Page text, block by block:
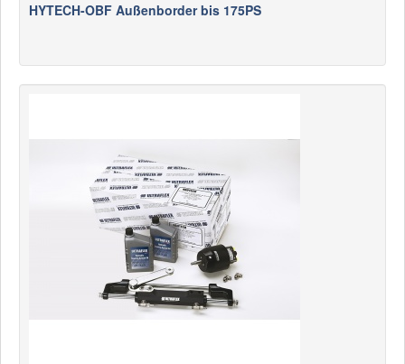
HYTECH-OBF Außenborder bis 175PS